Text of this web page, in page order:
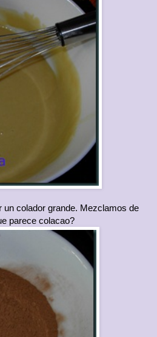
un colador grande. Mezclamos de
parece colacao?